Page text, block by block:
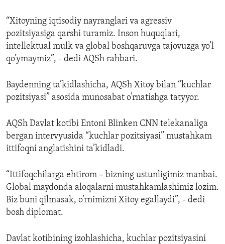
“Xitoyning iqtisodiy nayranglari va agressiv
pozitsiyasiga qarshi turamiz. Inson huquqlari,
intellektual mulk va global boshqaruvga tajovuzga yo’l
qo’ymaymiz”, - dedi AQSh rahbari.
Baydenning ta’kidlashicha, AQSh Xitoy bilan “kuchlar
pozitsiyasi” asosida munosabat o’rnatishga tatyyor.
AQSh Davlat kotibi Entoni Blinken CNN telekanaliga
bergan intervyusida “kuchlar pozitsiyasi” mustahkam
ittifoqni anglatishini ta’kidladi.
“Ittifoqchilarga ehtirom – bizning ustunligimiz manbai.
Global maydonda aloqalarni mustahkamlashimiz lozim.
Biz buni qilmasak, o’rnimizni Xitoy egallaydi”, - dedi
bosh diplomat.
Davlat kotibining izohlashicha, kuchlar pozitsiyasini